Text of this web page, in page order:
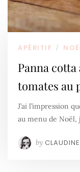
APÉRITIF /
Panna
tomates au
J’ai l’impression
au menu de Noël,
by CLAUDINE